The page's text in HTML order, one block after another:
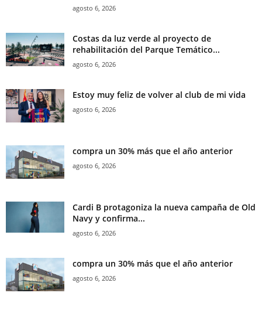
agosto 6, 2026
Costas da luz verde al proyecto de
rehabilitación del Parque Temático...
agosto 6, 2026
Estoy muy feliz de volver al club de mi vida
agosto 6, 2026
compra un 30% más que el año anterior
agosto 6, 2026
Cardi B protagoniza la nueva campaña de Old
Navy y confirma...
agosto 6, 2026
compra un 30% más que el año anterior
agosto 6, 2026